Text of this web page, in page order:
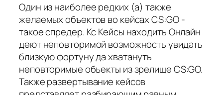
Один из наиболее редких (а) также
желаемых объектов во кейсах CS:GO -
такое спредер. Кс Кейсы находить Онлайн
деют неповторимой возможность увидать
близкую фортуну да хватануть
неповторимые объекты из зрелище CS:GO.
Также развертывание кейсов